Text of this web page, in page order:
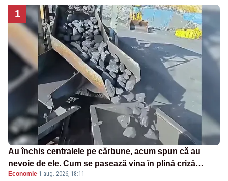
1
Au închis centralele pe cărbune, acum spun că au
nevoie de ele. Cum se pasează vina în plină criză
energetică
Economie·1 aug. 2026, 18:11